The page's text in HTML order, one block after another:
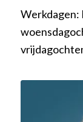
Werkdagen: